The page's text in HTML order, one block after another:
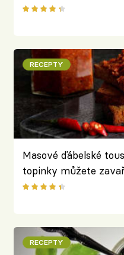
RECEPTY
Masové ďábelské
topinky můžete
RECEPTY